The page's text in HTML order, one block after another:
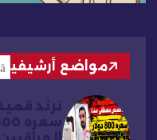
مواضع أرشيفية